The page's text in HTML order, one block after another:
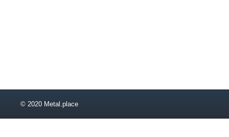
© 2020 Metal.place